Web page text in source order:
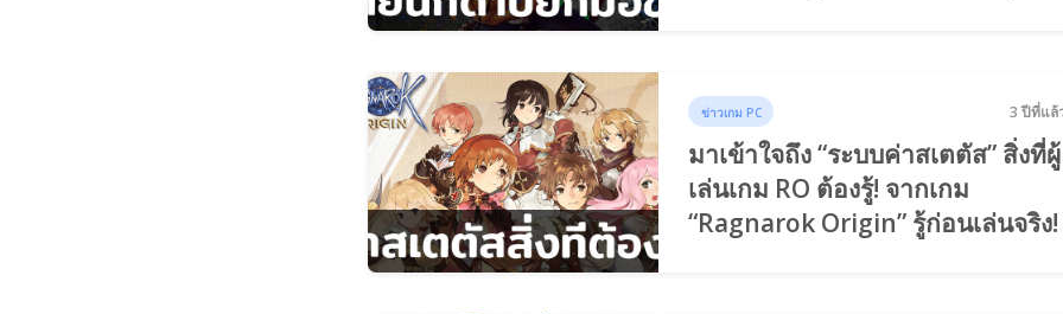
ข่าวเกม PC 3 ปีที่แล้
มาเข้าใจถึง “ระบบค่าสเตตัส” สิ่งที่ผู้
เล่นเกม RO ต้องรู้! จากเกม
“Ragnarok Origin” รู้ก่อนเล่นจริง!